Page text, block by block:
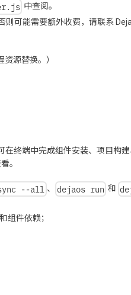
中查阅。
则可能需要额外收费，请联系
源替换。）
终端中完成组件安装、项目构建
。
--all 、 dejaos run 和
组件依赖；